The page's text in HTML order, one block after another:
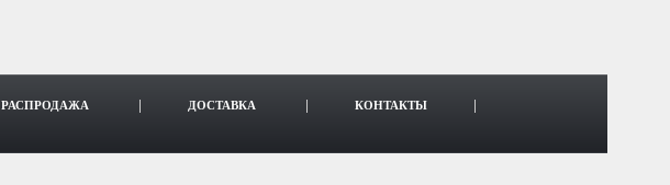
РАСПРОДАЖА ДОСТАВКА
КОНТАКТЫ